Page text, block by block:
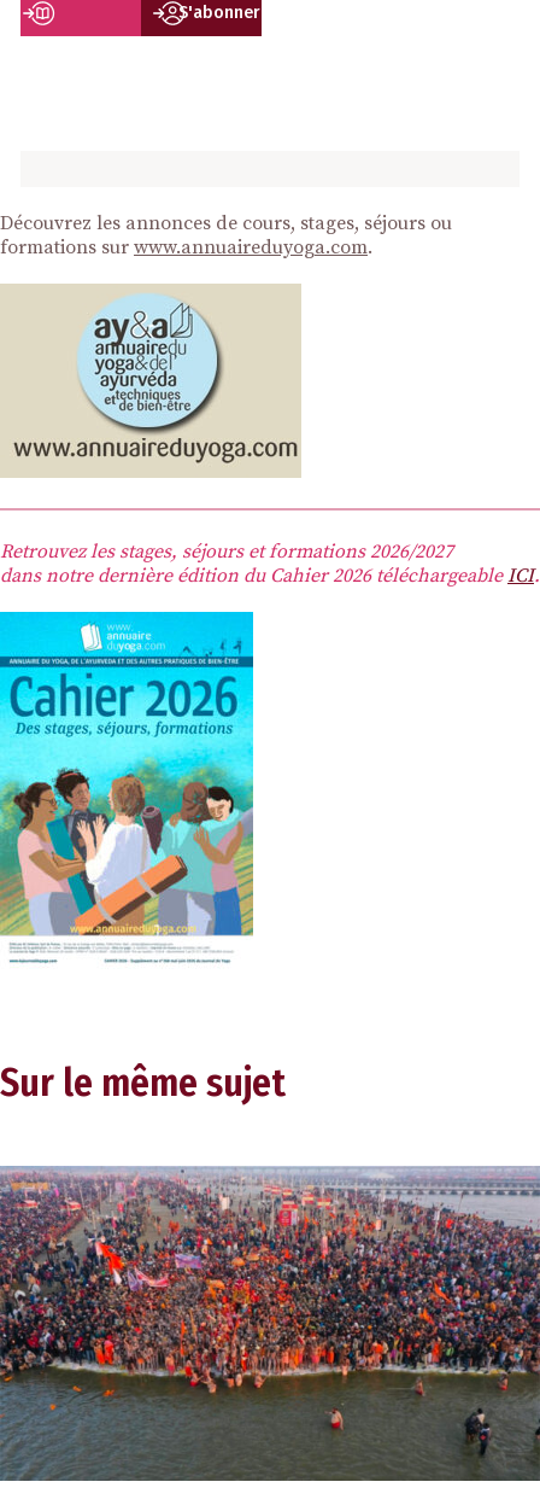
S'abonner
Découvrez les annonces de cours, stages, séjours ou
formations sur www.annuaireduyoga.com.
Retrouvez les stages, séjours et formations 2026/2027
dans notre dernière édition du Cahier 2026 téléchargeableICI.
Sur le même sujet